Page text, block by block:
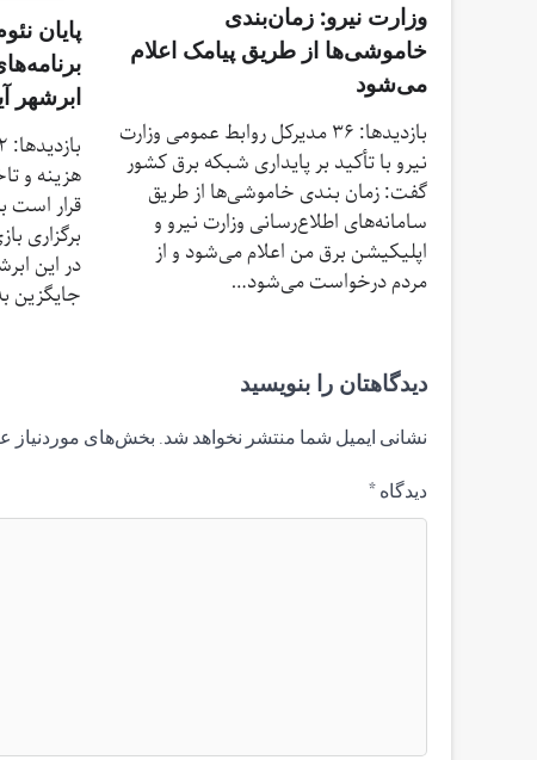
وزارت نیرو: زمان‌بندی
خاموشی‌ها از طریق پیامک اعلام
می‌شود
بازدیدها: 36 مدیرکل روابط عمومی وزارت
نیرو با تأکید بر پایداری شبکه برق کشور
گفت: زمان بندی خاموشی‌ها از طریق
سامانه‌های اطلاع‌رسانی وزارت نیرو و
اپلیکیشن برق من اعلام می‌شود و از
مردم درخواست می‌شود…
پایان
ابرشهر
هزینه و
قرار
در این
جایگزین
دیدگاهتان را بنویسید
نشانی ایمیل شما منتشر نخواهد شد. بخش‌های موردنیاز
دیدگاه *